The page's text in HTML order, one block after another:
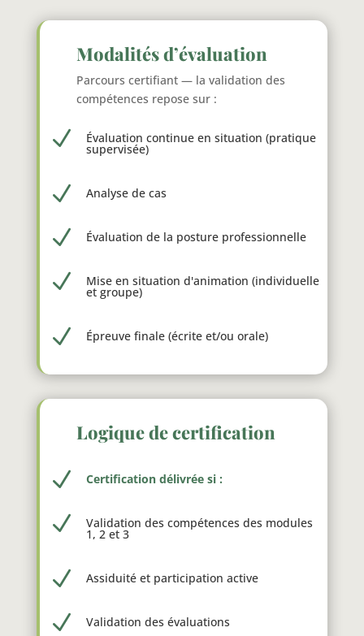
Modalités d’évaluation
Parcours certifiant — la validation des
compétences repose sur :
N Évaluation continue en situation (pratique
supervisée)
N Analyse de cas
N Évaluation de la posture professionnelle
N Mise en situation d'animation (individuelle
et groupe)
N Épreuve finale (écrite et/ou orale)
Logique de certification
N Certification délivrée si :
N Validation des compétences des modules
1, 2 et 3
N Assiduité et participation active
N Validation des évaluations